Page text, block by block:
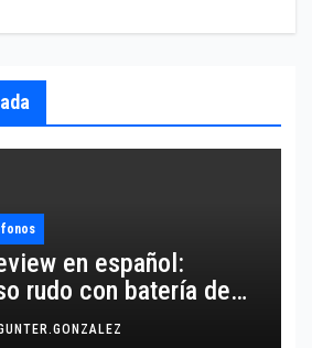
en español:
rudo con batería de